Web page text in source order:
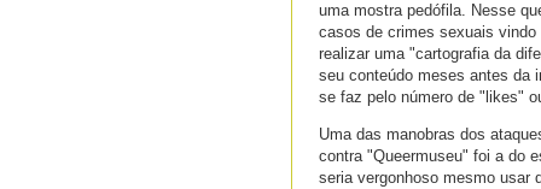
uma mostra pedófila. Nesse
casos de crimes sexuais vindo
realizar uma "cartografia da
seu conteúdo meses antes da
se faz pelo número de "likes"
Uma das manobras dos
contra "Queermuseu" foi a do
seria vergonhoso mesmo usar